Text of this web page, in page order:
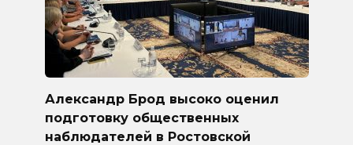
Александр Брод высоко оценил
подготовку общественных
наблюдателей в Ростовской